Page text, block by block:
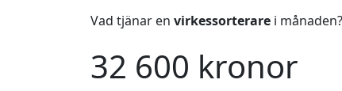
Vad tjänar en virkessorterare i
32 600 kronor